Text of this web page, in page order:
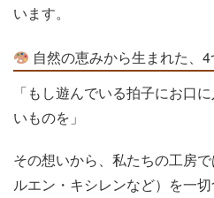
います。
自然の恵みから生まれた、4
「もし遊んでいる拍子にお口
いものを」
その想いから、私たちの工房
ルエン・キシレンなど）を一